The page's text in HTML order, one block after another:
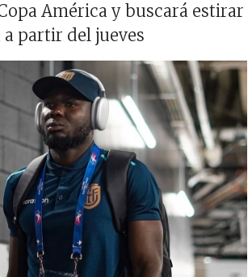
América y buscará estirar
partir del jueves